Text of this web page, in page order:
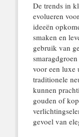
De trends in
evolueren
ideeën
smaken en
gebruik van
voor een luxe
traditionele
kunnen
gouden of
gevoel van